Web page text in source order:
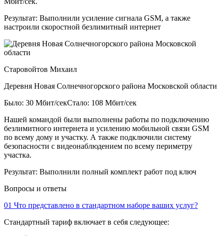
Результат: Выполнили усиление сигнала GSM, а также
настроили скоростной безлимитный интернет
Старовойтов Михаил
Деревня Новая Солнечногорского района Московской области
Было: 30 Мбит/секСтало: 108 Мбит/сек
Нашей командой были выполнены работы по подключению
безлимитного интернета и усилению мобильной связи GSM
по всему дому и участку. А также подключили систему
безопасности с видеонаблюдением по всему периметру
участка.
Результат: Выполнили полный комплект работ под ключ
Вопросы и ответы
01 Что представлено в стандартном наборе ваших услуг?
Стандартный тариф включает в себя следующее: